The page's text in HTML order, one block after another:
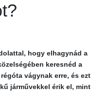
hogy elhagynád a
keresnéd a
vágynak erre, és ezt
járművekkel érik el, mint